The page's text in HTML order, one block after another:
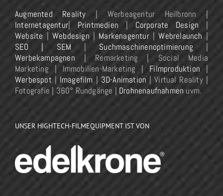
Augmented Reality | Werbeagentur Heilbronn |
Internetagentur| Printmedien | Corporate Design |
Website | Webdesign | Markenagentur|Webrelaunch |
SEO | SEM | Suchmaschinenoptimierung |
Werbekampagnen | Remarketing | Social Media
Marketing | Immobilien-Marketing | Filmproduktion |
Werbespot | Imagefilm | 3D-Animation | Virtual Reality |
Fotografie | 360° Rundgänge | Drohnenaufnahmen uvm.
UNSER HIGHTECH-FILMEQUIPMENT IST VON